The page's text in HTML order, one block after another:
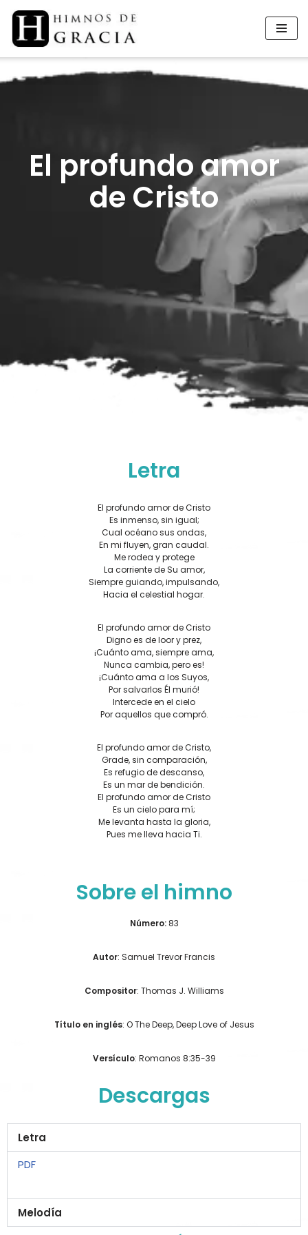
Saltar
contenido
El profundo amor
de Cristo
Letra
El profundo amor de Cristo
Es inmenso, sin igual;
Cual océano sus ondas,
En mi fluyen, gran caudal.
Me rodea y protege
La corriente de Su amor,
Siempre guiando, impulsando,
Hacia el celestial hogar.
El profundo amor de Cristo
Digno es de loor y prez,
¡Cuánto ama, siempre ama,
Nunca cambia, pero es!
¡Cuánto ama a los Suyos,
Por salvarlos Él murió!
Intercede en el cielo
Por aquellos que compró.
El profundo amor de Cristo,
Grade, sin comparación,
Es refugio de descanso,
Es un mar de bendición.
El profundo amor de Cristo
Es un cielo para mí;
Me levanta hasta la gloria,
Pues me lleva hacia Ti.
Sobre el himno
Número:83
Autor: Samuel Trevor Francis
Compositor: Thomas J. Williams
Título en inglés: O The Deep, Deep Love of Jesus
Versículo: Romanos 8:35-39
Descargas
Letra
PDF
Melodía